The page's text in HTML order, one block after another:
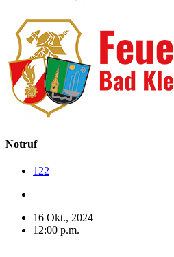
Notruf
122
16 Okt., 2024
12:00 p.m.